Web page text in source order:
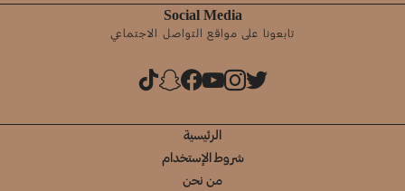
Social Media
تابعونا على مواقع التواصل الاجتماعي
الرئيسية
شروط الإستخدام
من نحن